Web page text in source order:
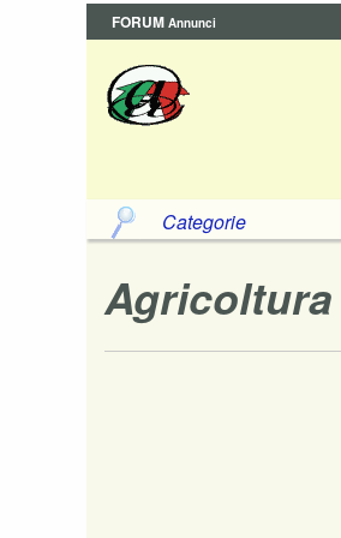
FORUM Annunci
Categorie
Agricoltura